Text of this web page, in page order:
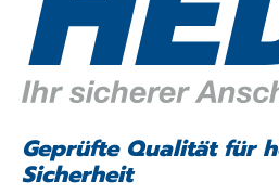
Geprüfte Qualität für
Sicherheit